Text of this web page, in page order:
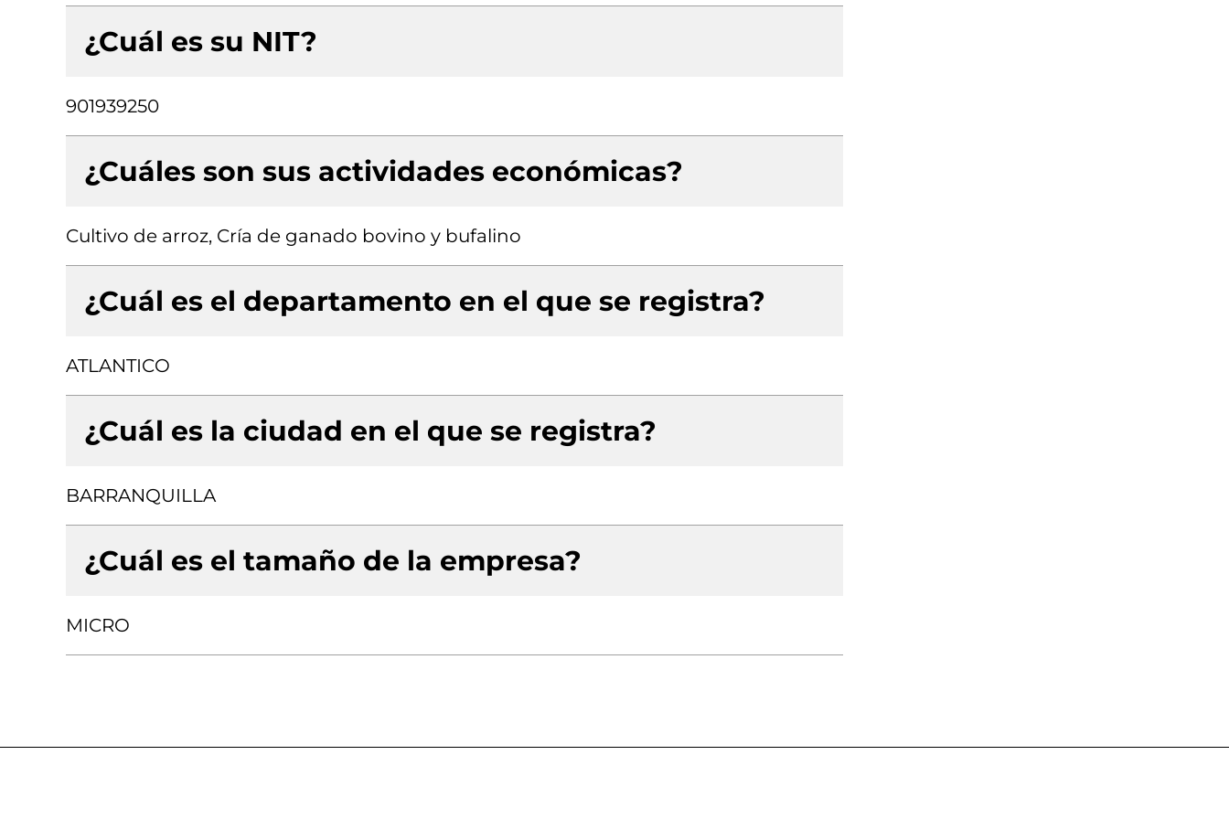
¿Cuál es su NIT?
901939250
¿Cuáles son sus actividades económicas?
Cultivo de arroz, Cría de ganado bovino y bufalino
¿Cuál es el departamento en el que se registra?
ATLANTICO
¿Cuál es la ciudad en el que se registra?
BARRANQUILLA
¿Cuál es el tamaño de la empresa?
MICRO